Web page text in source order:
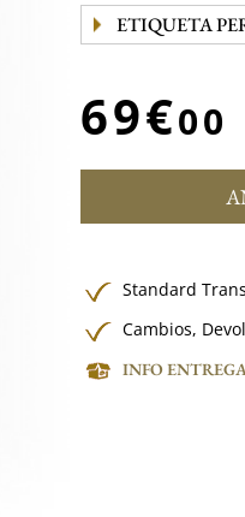
ETIQUETA
69€00
Standard
Cambios,
INFO